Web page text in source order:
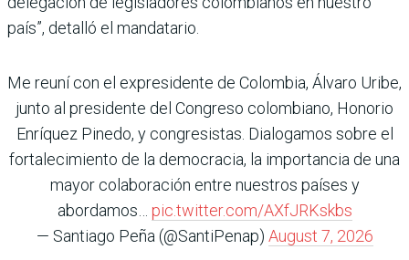
país”, detalló el mandatario.
Me reuní con el expresidente de Colombia, Álvaro Uribe,
junto al presidente del Congreso colombiano, Honorio
Enríquez Pinedo, y congresistas. Dialogamos sobre el
fortalecimiento de la democracia, la importancia de una
mayor colaboración entre nuestros países y
abordamos… pic.twitter.com/AXfJRKskbs
— Santiago Peña (@SantiPenap) August 7, 2026